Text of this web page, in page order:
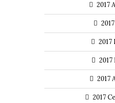
2017
2017
2017